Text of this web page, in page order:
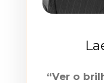
“Ver o